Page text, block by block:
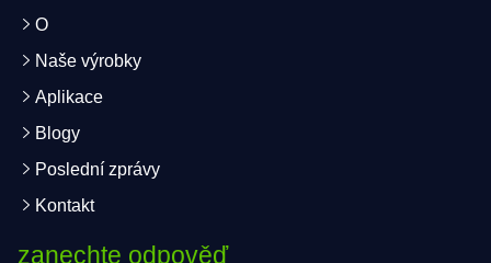
O
Naše výrobky
Aplikace
Blogy
Poslední zprávy
Kontakt
zanechte odpověď